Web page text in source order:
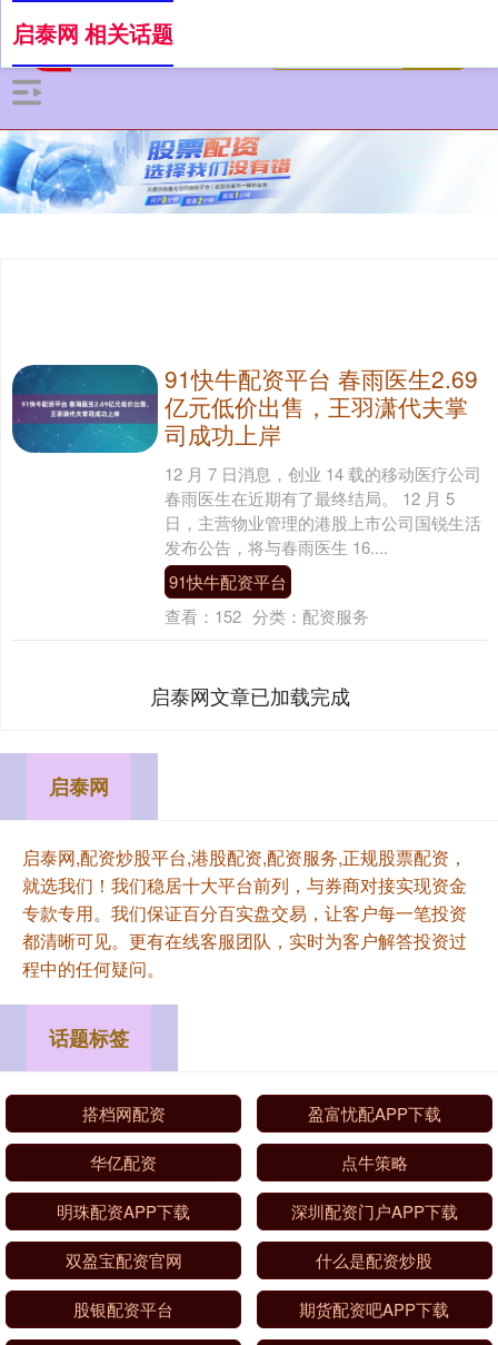
启泰网 相关话题
91快牛配资平台 春雨医生2.69
亿元低价出售，王羽潇代夫掌
司成功上岸
12 月 7 日消息，创业 14 载的移动医疗公司
春雨医生在近期有了最终结局。 12 月 5
日，主营物业管理的港股上市公司国锐生活
发布公告，将与春雨医生 16....
91快牛配资平台
查看： 152 分类： 配资服务
启泰网文章已加载完成
启泰网
启泰网,配资炒股平台,港股配资,配资服务,正规股票配资，
就选我们！我们稳居十大平台前列，与券商对接实现资金
专款专用。我们保证百分百实盘交易，让客户每一笔投资
都清晰可见。更有在线客服团队，实时为客户解答投资过
程中的任何疑问。
话题标签
搭档网配资 盈富忧配APP下载
华亿配资 点牛策略
明珠配资APP下载 深圳配资门户APP下载
双盈宝配资官网 什么是配资炒股
股银配资平台 期货配资吧APP下载